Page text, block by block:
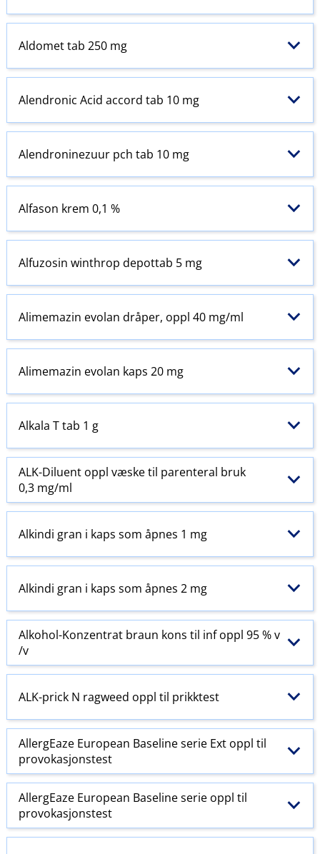
Aldomet tab 250 mg
Alendronic Acid accord tab 10 mg
Alendroninezuur pch tab 10 mg
Alfason krem 0,1 %
Alfuzosin winthrop depottab 5 mg
Alimemazin evolan dråper, oppl 40 mg/ml
Alimemazin evolan kaps 20 mg
Alkala T tab 1 g
ALK-Diluent oppl væske til parenteral bruk
0,3 mg/ml
Alkindi gran i kaps som åpnes 1 mg
Alkindi gran i kaps som åpnes 2 mg
Alkohol-Konzentrat braun kons til inf oppl 95 % v​
/​v
ALK-prick N ragweed oppl til prikktest
AllergEaze European Baseline serie Ext oppl til
provokasjonstest
AllergEaze European Baseline serie oppl til
provokasjonstest